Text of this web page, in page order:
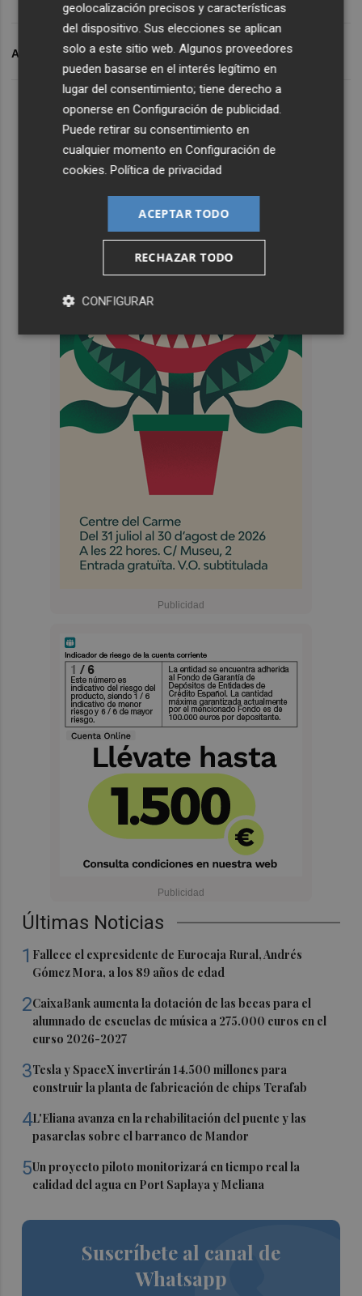
Últimas Noticias
1 Fallece el expresidente de Eurocaja Rural, Andrés
Gómez Mora, a los 89 años de edad
2CaixaBank aumenta la dotación de las becas para el
alumnado de escuelas de música a 275.000 euros en el
curso 2026-2027
3Tesla y SpaceX invertirán 14.500 millones para
construir la planta de fabricación de chips Terafab
4L'Eliana avanza en la rehabilitación del puente y las
pasarelas sobre el barranco de Mandor
5Un proyecto piloto monitorizará en tiempo real la
calidad del agua en Port Saplaya y Meliana
Suscríbete al canal de
Whatsapp
ARCHIVADO EN PER PETRÓLEO IBEX 35
geolocalización precisos y características
del dispositivo. Sus elecciones se aplican
solo a este sitio web. Algunos proveedores
pueden basarse en el interés legítimo en
lugar del consentimiento; tiene derecho a
oponerse enConfiguración de publicidad
Puede retirar su consentimiento en
cualquier momento enConfiguración de
cookies .Política de privacidad
ACEPTAR TODO
RECHAZAR TODO
CONFIGURAR